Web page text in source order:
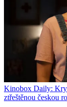
Kinobox Daily:
ztřeštěnou českou